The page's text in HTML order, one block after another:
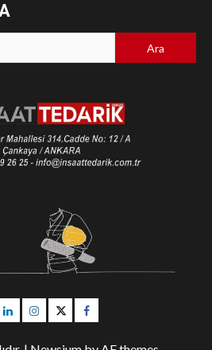
Linkedinİnstagram
TwitterFacebook